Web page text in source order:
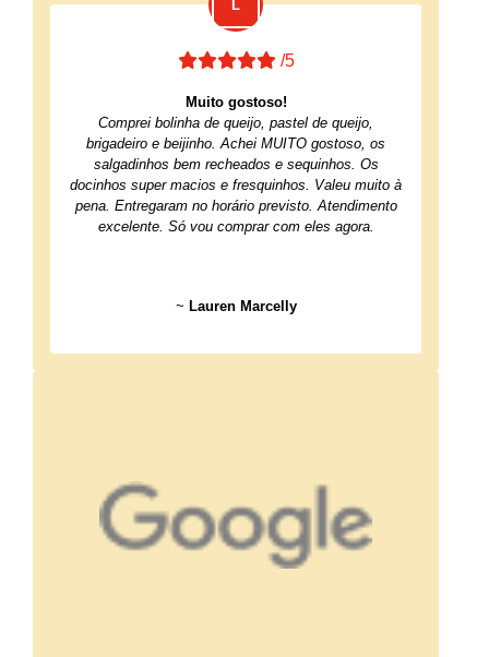
/5
Muito gostoso!
Comprei bolinha de queijo, pastel de queijo,
brigadeiro e beijinho. Achei MUITO gostoso, os
salgadinhos bem recheados e sequinhos. Os
docinhos super macios e fresquinhos. Valeu muito à
pena. Entregaram no horário previsto. Atendimento
excelente. Só vou comprar com eles agora.
~ Lauren Marcelly